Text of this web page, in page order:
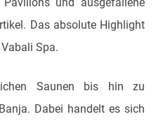
Das absolute Highlight
Spa.
Saunen bis hin zu
Dabei handelt es sich